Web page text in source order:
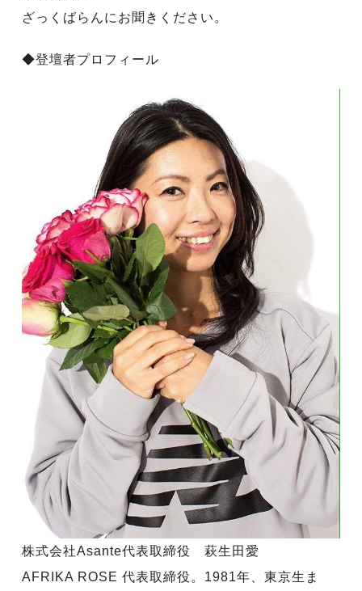
ざっくばらんにお聞きください。
◆登壇者プロフィール
株式会社Asante代表取締役 萩生田愛
AFRIKA ROSE 代表取締役。1981年、東京生ま